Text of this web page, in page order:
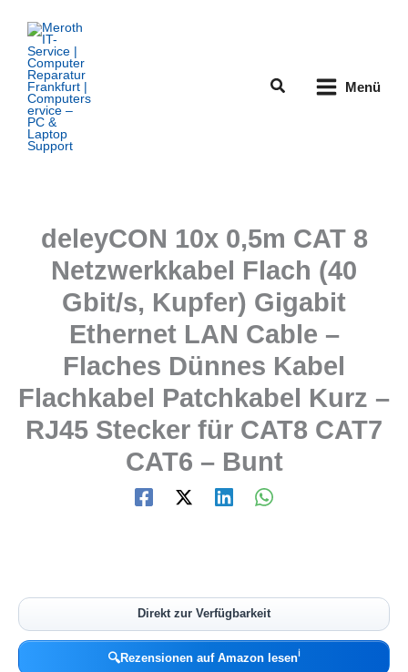
Inhalt
springen
Suchen Menü
deleyCON 10x 0,5m CAT 8
Netzwerkkabel Flach (40
Gbit/s, Kupfer) Gigabit
Ethernet LAN Cable –
Flaches Dünnes Kabel
Flachkabel Patchkabel Kurz –
RJ45 Stecker für CAT8 CAT7
CAT6 – Bunt
Direkt zur Verfügbarkeit
🔍Rezensionen auf Amazon lesenℹ︎